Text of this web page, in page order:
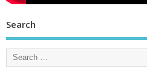
Search